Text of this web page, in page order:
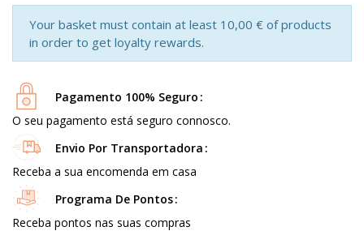
Your basket must contain at least 10,00 € of products
in order to get loyalty rewards.
Pagamento 100% Seguro
O seu pagamento está seguro connosco.
Envio Por Transportadora
Receba a sua encomenda em casa
Programa De Pontos
Receba pontos nas suas compras